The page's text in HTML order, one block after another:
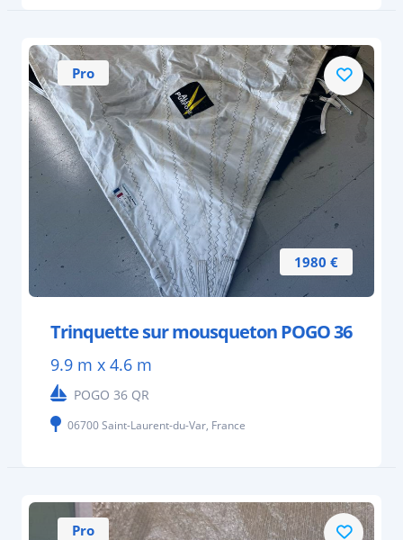
1980 €
Pro
Trinquette sur mousqueton POGO 36
9.9 m x 4.6 m
POGO 36 QR
06700 Saint-Laurent-du-Var, France
Pro